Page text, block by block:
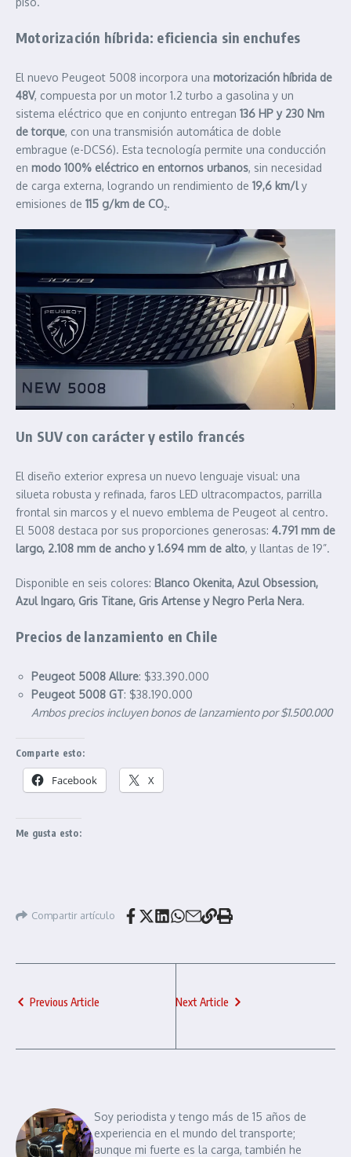
Motorización híbrida: eficiencia sin enchufes
El nuevo Peugeot 5008 incorpora una motorización híbrida de
48V, compuesta por un motor 1.2 turbo a gasolina y un
sistema eléctrico que en conjunto entregan 136 HP y 230 Nm
de torque, con una transmisión automática de doble
embrague (e-DCS6). Esta tecnología permite una conducción
en modo 100% eléctrico en entornos urbanos, sin necesidad
de carga externa, logrando un rendimiento de 19,6 km/ly
emisiones de 115 g/km de CO₂.
Un SUV con carácter y estilo francés
El diseño exterior expresa un nuevo lenguaje visual: una
silueta robusta y refinada, faros LED ultracompactos, parrilla
frontal sin marcos y el nuevo emblema de Peugeot al centro.
El 5008 destaca por sus proporciones generosas: 4.791 mm de
largo, 2.108 mm de ancho y 1.694 mm de alto, y llantas de 19”.
Disponible en seis colores: Blanco Okenita, Azul Obsession,
Azul Ingaro, Gris Titane, Gris Artense y Negro Perla Nera.
Precios de lanzamiento en Chile
Peugeot 5008 Allure: $33.390.000
Peugeot 5008 GT: $38.190.000
Ambos precios incluyen bonos de lanzamiento por $1.500.000
Comparte esto:
Facebook X
Me gusta esto:
Compartir artículo
Previous Article Next Article
Soy periodista y tengo más de 15 años de
experiencia en el mundo del transporte;
aunque mi fuerte es la carga, también he